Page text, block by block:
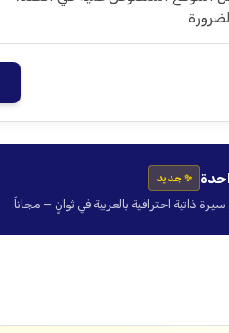
✨ جديد
ذاتية احترافية بالعربية في ثوانٍ — مجاناً.